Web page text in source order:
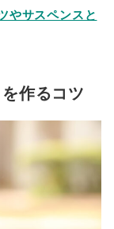
やサスペンスと
作るコツ